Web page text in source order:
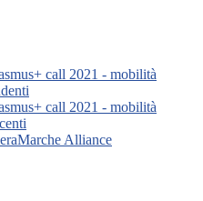
call 2021 - mobilità
call 2021 - mobilità
Alliance